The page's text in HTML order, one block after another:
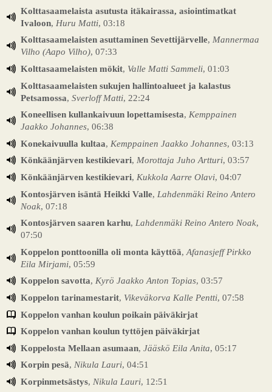
Kolttasaamelaista asutusta itäkairassa, asiointimatkat
Ivaloon, Huru Matti, 03:18
Kolttasaamelaisten asuttaminen Sevettijärvelle, Mannermaa
Vilho (Aapo Vilho), 07:33
Kolttasaamelaisten mökit, Valle Matti Sammeli, 01:03
Kolttasaamelaisten sukujen hallintoalueet ja kalastus
Petsamossa, Sverloff Matti, 22:24
Koneellisen kullankaivuun lopettamisesta, Kemppainen
Jaakko Johannes, 06:38
Konekaivuulla kultaa, Kemppainen Jaakko Johannes, 03:13
Könkäänjärven kestikievari, Morottaja Juho Artturi, 03:57
Könkäänjärven kestikievari, Kukkola Aarre Olavi, 04:07
Kontosjärven isäntä Heikki Valle, Lahdenmäki Reino Antero
Noak, 07:18
Kontosjärven saaren karhu, Lahdenmäki Reino Antero Noak,
07:50
Koppelon ponttoonilla oli monta käyttöä, Afanasjeff Pirkko
Eila Mirjami, 05:59
Koppelon savotta, Kyrö Jaakko Anton Topias, 03:57
Koppelon tarinamestarit, Vikeväkorva Kalle Pentti, 07:58
Koppelon vanhan koulun poikain päiväkirjat
Koppelon vanhan koulun tyttöjen päiväkirjat
Koppelosta Mellaan asumaan, Jääskö Eila Anita, 05:17
Korpin pesä, Nikula Lauri, 04:51
Korpinmetsästys, Nikula Lauri, 12:51